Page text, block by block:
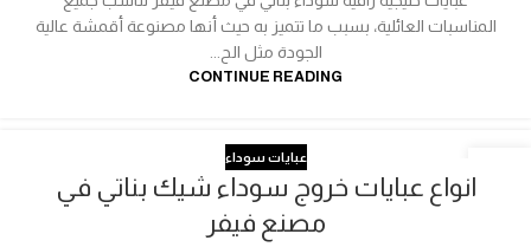
المناسبات العائلية، بسبب ما تتميز به حيث أنها مصنوعة أقمشة عالية
الجودة مثل الح...
CONTINUE READING
عبايات سوداء
انواع عبايات خروج سوداء شيك بناتي في
مصنع فيفر